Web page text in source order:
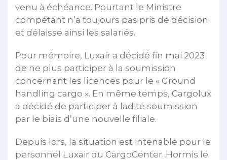
venu à échéance. Pourtant le Ministre
compétant n’a toujours pas pris de décision
et délaisse ainsi les salariés.
Pour mémoire, Luxair a décidé fin mai 2023
de ne plus participer à la soumission
concernant les licences pour le « Ground
handling cargo ». En même temps, Cargolux
a décidé de participer à ladite soumission
par le biais d’une nouvelle filiale.
Depuis lors, la situation est intenable pour le
personnel Luxair du CargoCenter. Hormis le